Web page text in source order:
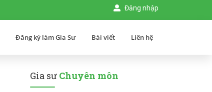
Đăng nhập
Đăng ký làm Gia Sư Bài viết Liên hệ
Gia sư Chuyên môn